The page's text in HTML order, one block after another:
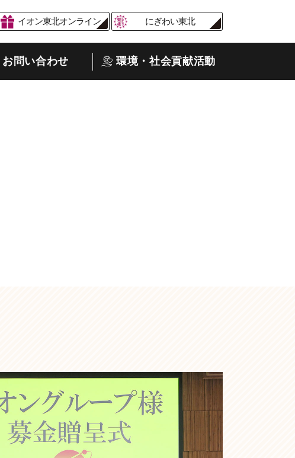
イオン東北オンライン にぎわい東北
お問い合わせ 環境・社会貢献活動